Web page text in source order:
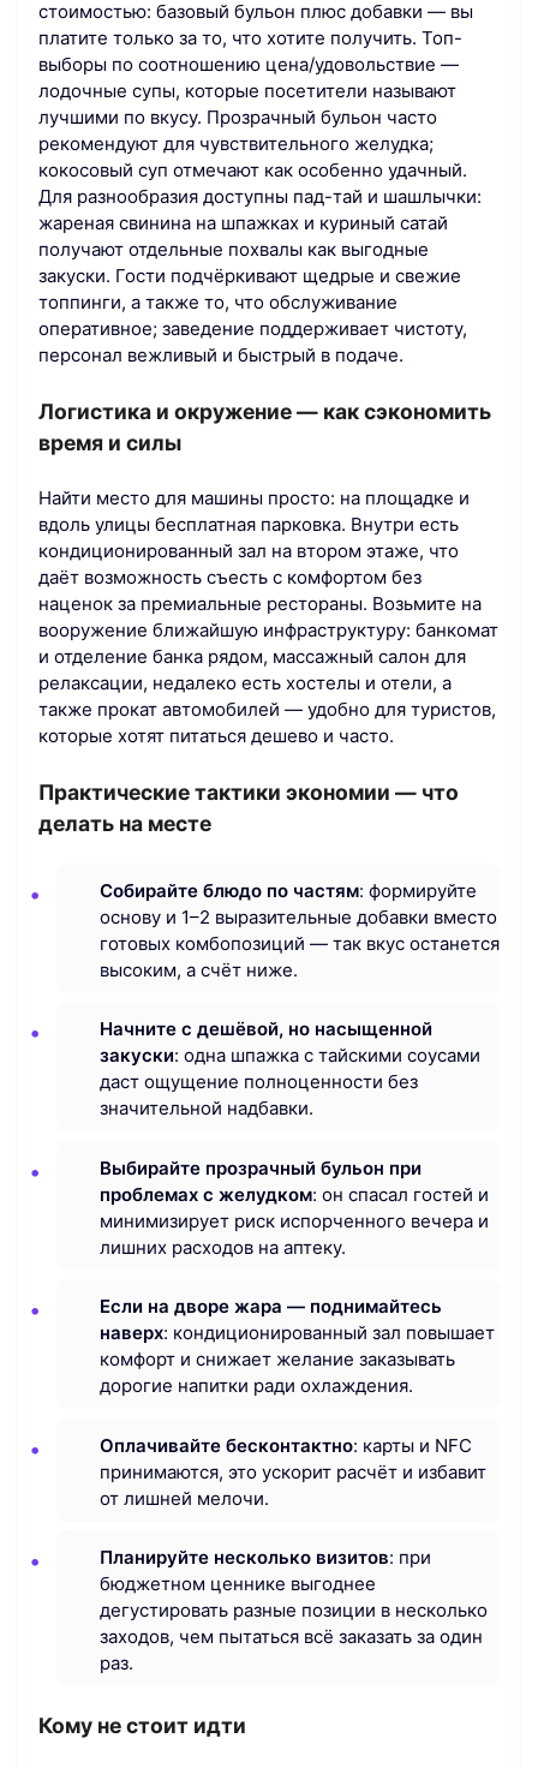
стоимостью: базовый бульон плюс добавки — вы
платите только за то, что хотите получить. Топ-
выборы по соотношению цена/удовольствие —
лодочные супы, которые посетители называют
лучшими по вкусу. Прозрачный бульон часто
рекомендуют для чувствительного желудка;
кокосовый суп отмечают как особенно удачный.
Для разнообразия доступны пад-тай и шашлычки:
жареная свинина на шпажках и куриный сатай
получают отдельные похвалы как выгодные
закуски. Гости подчёркивают щедрые и свежие
топпинги, а также то, что обслуживание
оперативное; заведение поддерживает чистоту,
персонал вежливый и быстрый в подаче.
Логистика и окружение — как сэкономить
время и силы
Найти место для машины просто: на площадке и
вдоль улицы бесплатная парковка. Внутри есть
кондиционированный зал на втором этаже, что
даёт возможность съесть с комфортом без
наценок за премиальные рестораны. Возьмите на
вооружение ближайшую инфраструктуру: банкомат
и отделение банка рядом, массажный салон для
релаксации, недалеко есть хостелы и отели, а
также прокат автомобилей — удобно для туристов,
которые хотят питаться дешево и часто.
Практические тактики экономии — что
делать на месте
Собирайте блюдо по частям: формируйте
основу и 1–2 выразительные добавки вместо
готовых комбопозиций — так вкус останется
высоким, а счёт ниже.
Начните с дешёвой, но насыщенной
закуски: одна шпажка с тайскими соусами
даст ощущение полноценности без
значительной надбавки.
Выбирайте прозрачный бульон при
проблемах с желудком: он спасал гостей и
минимизирует риск испорченного вечера и
лишних расходов на аптеку.
Если на дворе жара — поднимайтесь
наверх: кондиционированный зал повышает
комфорт и снижает желание заказывать
дорогие напитки ради охлаждения.
Оплачивайте бесконтактно: карты и NFC
принимаются, это ускорит расчёт и избавит
от лишней мелочи.
Планируйте несколько визитов: при
бюджетном ценнике выгоднее
дегустировать разные позиции в несколько
заходов, чем пытаться всё заказать за один
раз.
Кому не стоит идти